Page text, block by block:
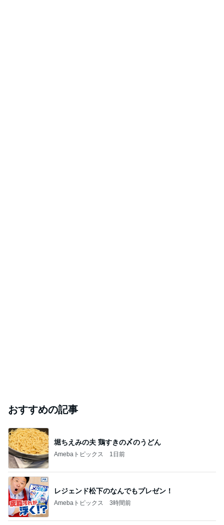
おすすめの記事
堀ちえみの夫 鶏すきの〆のうどん
Amebaトピックス 1日前
レジェンド松下のなんでもプレゼン！
Amebaトピックス 3時間前